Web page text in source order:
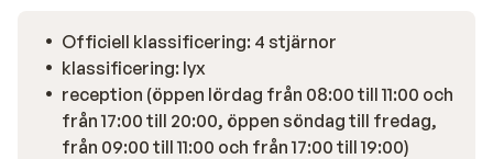
Officiell klassificering: 4 stjärnor
klassificering: lyx
reception (öppen lördag från 08:00 till 11:00 och
från 17:00 till 20:00, öppen söndag till fredag,
från 09:00 till 11:00 och från 17:00 till 19:00)